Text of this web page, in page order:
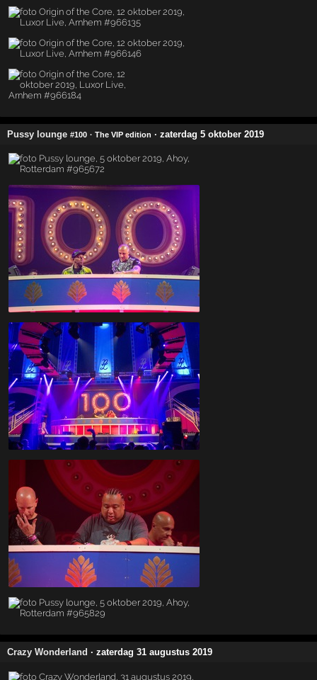
Pussy lounge #100 · The VIP edition · zaterdag 5 oktober 2019
Crazy Wonderland · zaterdag 31 augustus 2019